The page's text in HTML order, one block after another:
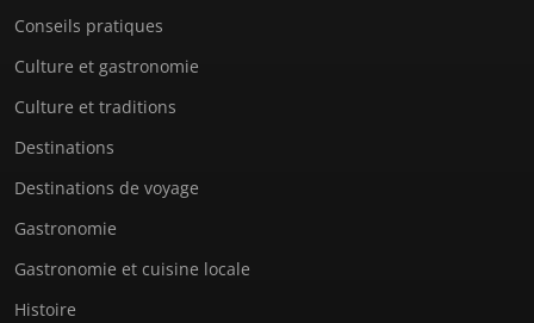
Conseils pratiques
Culture et gastronomie
Culture et traditions
Destinations
Destinations de voyage
Gastronomie
Gastronomie et cuisine locale
Histoire